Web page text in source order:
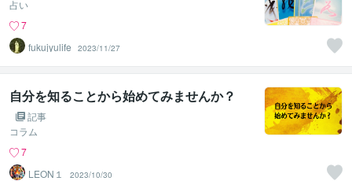
占い
7
fukujyulife
2023/11/27
自分を知ることから始めてみませんか？
記事
コラム
7
LEON１
2023/10/30